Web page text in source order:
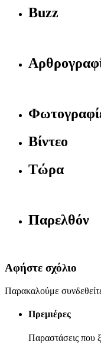
Buzz
Βίντεο
Τώρα
Παρελθόν
Αφήστε σχόλιο
Παρακαλούμε
Πρεμιέρες
Παραστάσεις που